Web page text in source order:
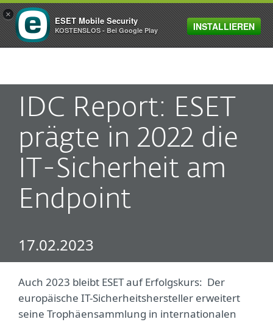
MENU
IDC Report: ESET
prägte in 2022 die
IT-Sicherheit am
Endpoint
17.02.2023
Auch 2023 bleibt ESET auf Erfolgskurs: Der
europäische IT-Sicherheitshersteller erweitert
seine Trophäensammlung in internationalen
×
ESET Mobile Security
KOSTENSLOS - Bei Google Play INSTALLIEREN